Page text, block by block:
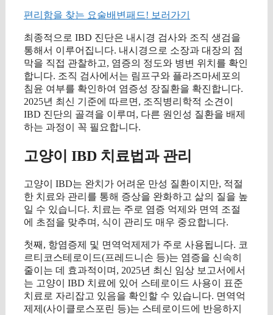
편리함을 찾는 요술배변패드! 보러가기
최종적으로 IBD 진단은 내시경 검사와 조직 생검을
통해서 이루어집니다. 내시경으로 소장과 대장의 점
막을 직접 관찰하고, 염증의 정도와 병변 위치를 확인
합니다. 조직 검사에서는 림프구와 플라즈마세포의
침윤 여부를 확인하여 염증성 장질환을 확진합니다.
2025년 최신 기준에 따르면, 조직병리학적 소견이
IBD 진단의 골격을 이루며, 다른 원인성 질환을 배제
하는 과정이 꼭 필요합니다.
고양이 IBD 치료법과 관리
고양이 IBD는 완치가 어려운 만성 질환이지만, 적절
한 치료와 관리를 통해 증상을 완화하고 삶의 질을 높
일 수 있습니다. 치료는 주로 염증 억제와 면역 조절
에 초점을 맞추며, 식이 관리도 매우 중요합니다.
첫째, 항염증제 및 면역억제제가 주로 사용됩니다. 코
르티코스테로이드(프레드니손 등)는 염증을 신속히
줄이는 데 효과적이며, 2025년 최신 임상 보고서에서
는 고양이 IBD 치료에 있어 스테로이드 사용이 표준
치료로 자리잡고 있음을 확인할 수 있습니다. 면역억
제제(사이클로스포린 등)는 스테로이드에 반응하지